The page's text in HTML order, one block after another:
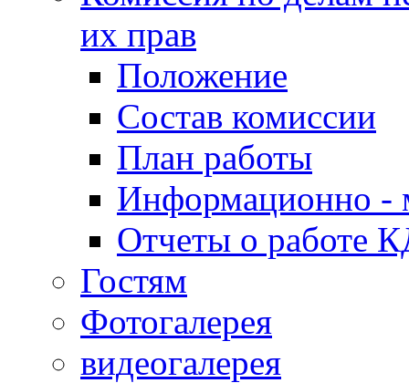
их прав
Положение
Состав комиссии
План работы
Информационно -
Отчеты о работе
Гостям
Фотогалерея
видеогалерея